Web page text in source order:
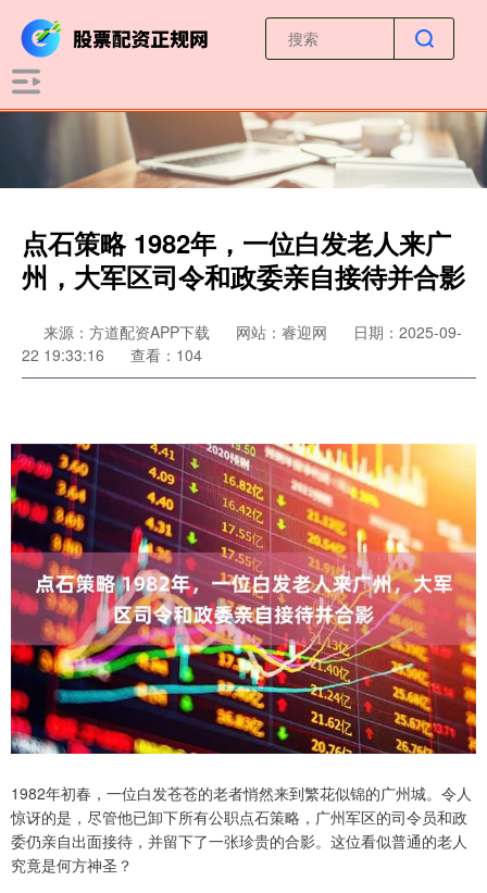
点石策略 1982年，一位白发老人来广
州，大军区司令和政委亲自接待并合影
来源：方道配资APP下载 网站：睿迎网
日期：2025-09-
22 19:33:16
查看：104
1982年初春，一位白发苍苍的老者悄然来到繁花似锦的广州城。令人
惊讶的是，尽管他已卸下所有公职点石策略，广州军区的司令员和政
委仍亲自出面接待，并留下了一张珍贵的合影。这位看似普通的老人
究竟是何方神圣？